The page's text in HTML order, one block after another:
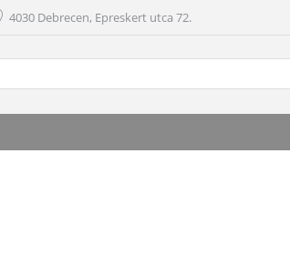
4030 Debrecen, Epreskert utca 72.